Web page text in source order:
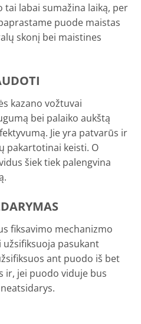
tai labai sumažina laiką, per
puode maistas
skonį bei maistines
kazano vožtuvai
bei palaiko aukštą
Jie yra patvarūs ir
pakartotinai keisti. O
šiek tiek palengvina
fiksavimo mechanizmo
užsifiksuoja pasukant
ant puodo iš bet
ir, jei puodo viduje bus